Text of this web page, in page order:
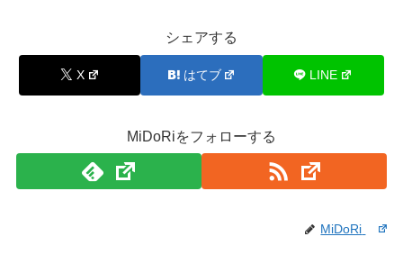
シェアする
X はてブ LINE
MiDoRiをフォローする
MiDoRi